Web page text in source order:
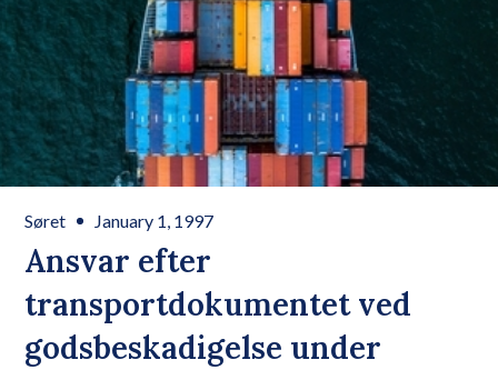
Ansvar efter
transportdokumentet ved
godsbeskadigelse under
Søret January 1, 1997